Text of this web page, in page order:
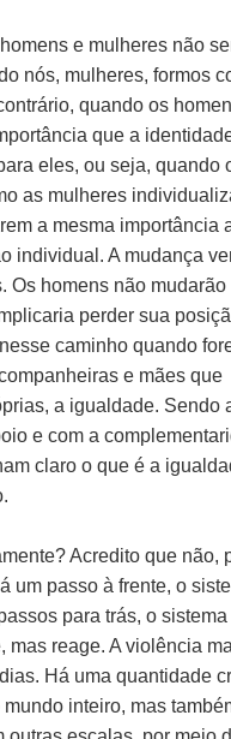
e mulheres não
nós, mulheres, formos
quando os
que a
eles, ou seja, quando
as mulheres
a mesma importância
individual. A mudança
Os homens não mudarão
perder sua
caminho quando
e mães que
a igualdade. Sendo
e com a
claro o que é a
Acredito que não,
um passo à frente, o
para trás, o sistema
mas reage. A violência
Há uma quantidade
inteiro, mas